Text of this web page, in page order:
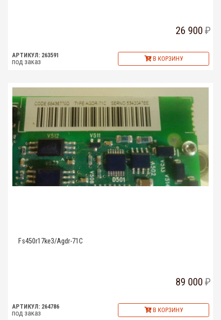
26 900
АРТИКУЛ: 263591
под заказ В КОРЗИНУ
Fs450r17ke3/Agdr-71C
89 000
АРТИКУЛ: 264786
под заказ В КОРЗИНУ